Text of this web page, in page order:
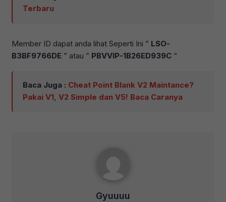
Terbaru
Member ID dapat anda lihat Seperti Ini ” LSO-
B3BF9766DE ” atau ” PBVVIP-1B26ED939C “
Baca Juga : Cheat Point Blank V2 Maintance?
Pakai V1, V2 Simple dan V5! Baca Caranya
Gyuuuu